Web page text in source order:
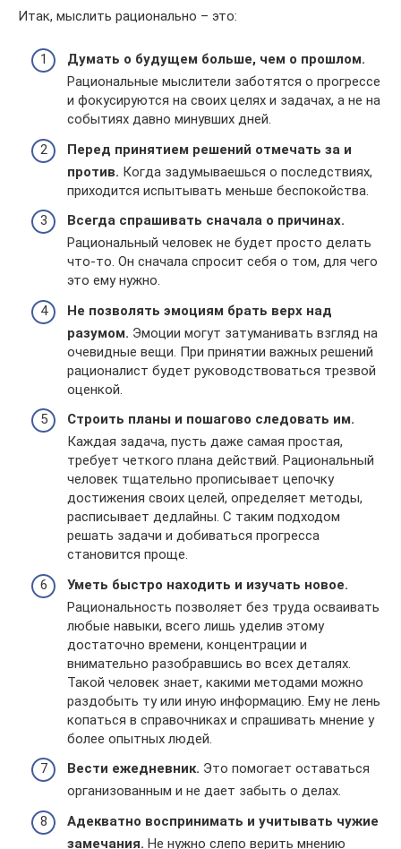
Итак, мыслить рационально – это:
Думать о будущем больше, чем о прошлом.
Рациональные мыслители заботятся о прогрессе
и фокусируются на своих целях и задачах, а не на
событиях давно минувших дней.
Перед принятием решений отмечать за и
против. Когда задумываешься о последствиях,
приходится испытывать меньше беспокойства.
Всегда спрашивать сначала о причинах.
Рациональный человек не будет просто делать
что-то. Он сначала спросит себя о том, для чего
это ему нужно.
Не позволять эмоциям брать верх над
разумом. Эмоции могут затуманивать взгляд на
очевидные вещи. При принятии важных решений
рационалист будет руководствоваться трезвой
оценкой.
Строить планы и пошагово следовать им.
Каждая задача, пусть даже самая простая,
требует четкого плана действий. Рациональный
человек тщательно прописывает цепочку
достижения своих целей, определяет методы,
расписывает дедлайны. С таким подходом
решать задачи и добиваться прогресса
становится проще.
Уметь быстро находить и изучать новое.
Рациональность позволяет без труда осваивать
любые навыки, всего лишь уделив этому
достаточно времени, концентрации и
внимательно разобравшись во всех деталях.
Такой человек знает, какими методами можно
раздобыть ту или иную информацию. Ему не лень
копаться в справочниках и спрашивать мнение у
более опытных людей.
Вести ежедневник. Это помогает оставаться
организованным и не дает забыть о делах.
Адекватно воспринимать и учитывать чужие
замечания. Не нужно слепо верить мнению